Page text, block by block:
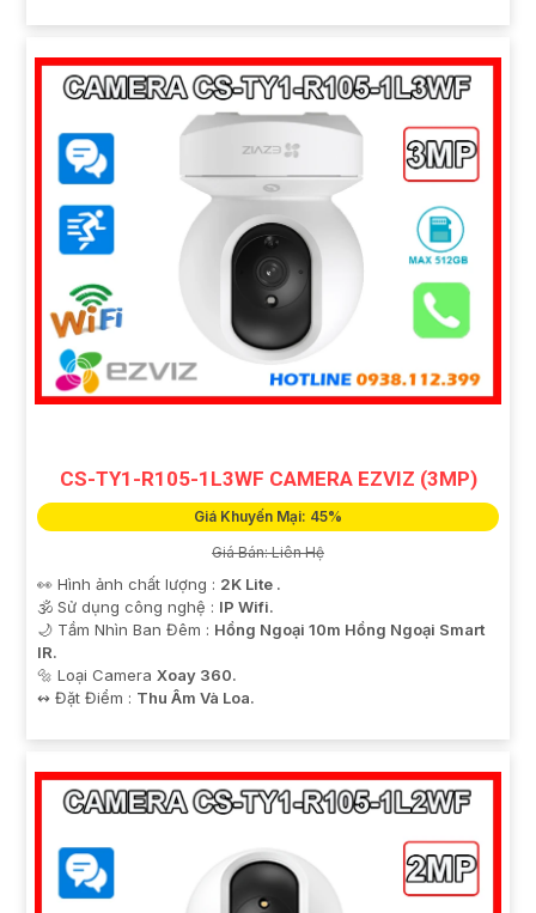
CS-TY1-R105-1L3WF CAMERA EZVIZ (3MP)
Giá Khuyến Mại: 45%
Giá Bán: Liên Hệ
👀 Hình ảnh chất lượng : 2K Lite .
🕉️ Sử dụng công nghệ : IP Wifi.
🌙 Tầm Nhìn Ban Đêm : Hồng Ngoại 10m Hồng Ngoại Smart
IR.
🔩 Loại Camera Xoay 360.
️↭ Đặt Điểm : Thu Âm Và Loa.